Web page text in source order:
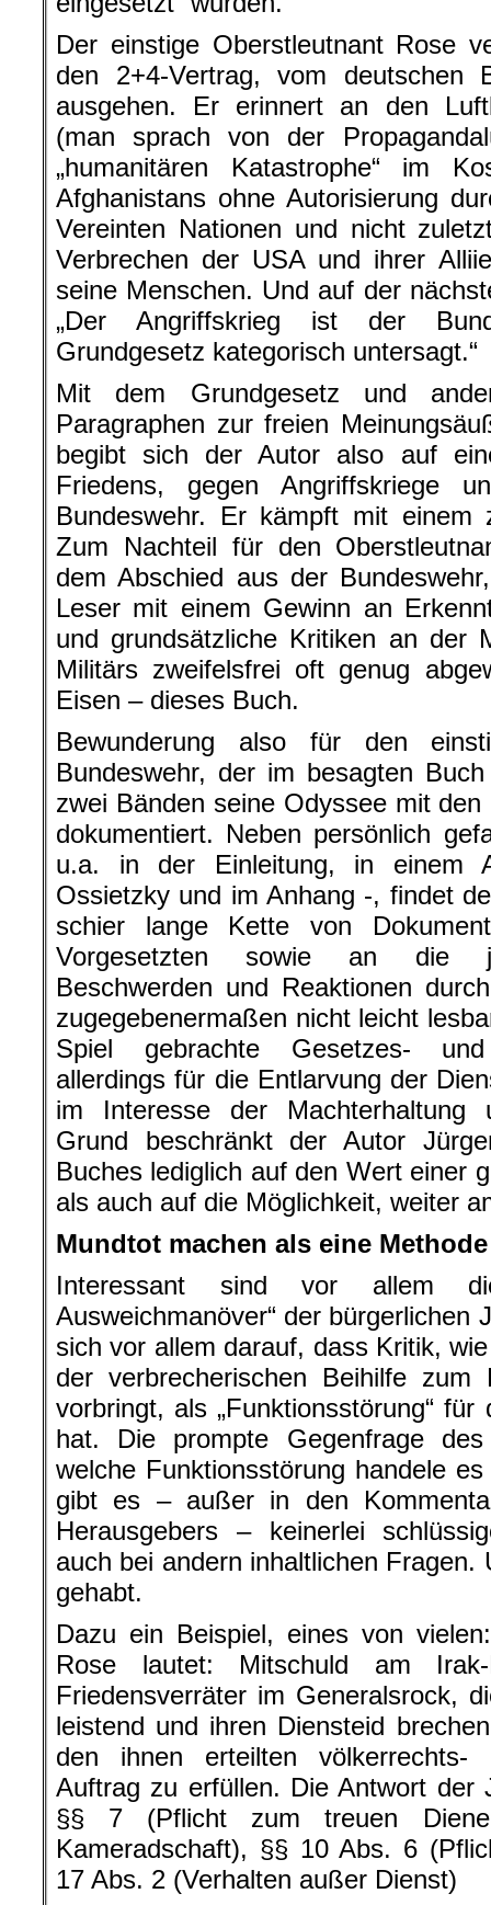
Der einstige Oberstleutnant Rose
den 2+4-Vertrag, vom deutschen
ausgehen. Er erinnert an den
(man sprach von der
„humanitären Katastrophe“ im
Afghanistans ohne Autorisierung
Vereinten Nationen und nicht
Verbrechen der USA und ihrer
seine Menschen. Und auf der
„Der Angriffskrieg ist der
Grundgesetz kategorisch untersagt.“
Mit dem Grundgesetz und
Paragraphen zur freien
begibt sich der Autor also auf
Friedens, gegen Angriffskriege
Bundeswehr. Er kämpft mit einem
Zum Nachteil für den
dem Abschied aus der
Leser mit einem Gewinn an
und grundsätzliche Kritiken an der
Militärs zweifelsfrei oft genug
Eisen – dieses Buch.
Bewunderung also für den
Bundeswehr, der im besagten
zwei Bänden seine Odyssee mit
dokumentiert. Neben persönlich
u.a. in der Einleitung, in einem
Ossietzky und im Anhang -, findet
schier lange Kette von
Vorgesetzten sowie an die
Beschwerden und Reaktionen
zugegebenermaßen nicht leicht
Spiel gebrachte Gesetzes- und
allerdings für die Entlarvung der
im Interesse der Machterhaltung
Grund beschränkt der Autor
Buches lediglich auf den Wert einer
als auch auf die Möglichkeit, weiter
Mundtot machen als eine Methode
Interessant sind vor allem
Ausweichmanöver“ der bürgerlichen
sich vor allem darauf, dass Kritik,
der verbrecherischen Beihilfe zum
vorbringt, als „Funktionsstörung“
hat. Die prompte Gegenfrage des
welche Funktionsstörung handele
gibt es – außer in den
Herausgebers – keinerlei
auch bei andern inhaltlichen Fragen.
gehabt.
Dazu ein Beispiel, eines von
Rose lautet: Mitschuld am
Friedensverräter im Generalsrock,
leistend und ihren Diensteid
den ihnen erteilten völkerrechts-
Auftrag zu erfüllen. Die Antwort der
§§ 7 (Pflicht zum treuen
Kameradschaft), §§ 10 Abs. 6
17 Abs. 2 (Verhalten außer Dienst)